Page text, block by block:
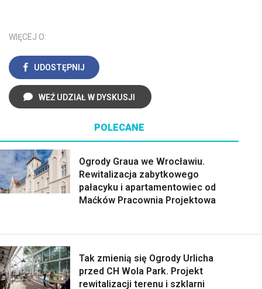
WIĘCEJ O:
UDOSTĘPNIJ
WEŹ UDZIAŁ W DYSKUSJI
POLECANE
Ogrody Graua we Wrocławiu.
Rewitalizacja zabytkowego
pałacyku i apartamentowiec od
Maćków Pracownia Projektowa
Tak zmienią się Ogrody Urlicha
przed CH Wola Park. Projekt
rewitalizacji terenu i szklarni